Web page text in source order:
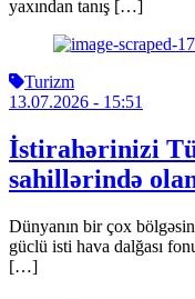
yaxından tanış […]
Turizm
13.07.2026 - 15:51
İstirahərinizi
sahillərində
Dünyanın bir çox
güclü isti hava dalğası
[…]